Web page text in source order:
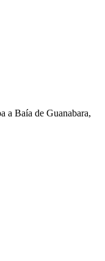
a Baía de Guanabara,